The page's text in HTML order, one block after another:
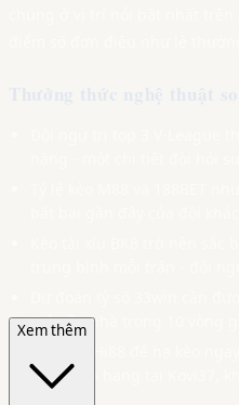
thủ sân nhà trong 10 vòng
bảng xếp hạng tại Kovi37,
Xem thêm